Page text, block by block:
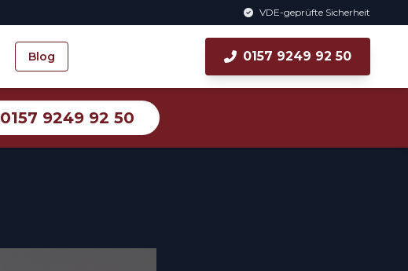
VDE-geprüfte Sicherheit
Blog 0157 9249 92 50
0157 9249 92 50